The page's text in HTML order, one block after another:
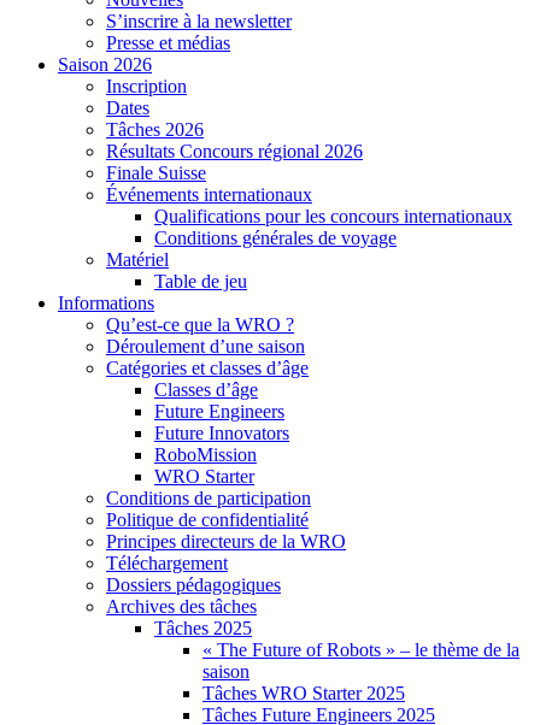
S’inscrire à la newsletter
Presse et médias
Saison 2026
Inscription
Dates
Tâches 2026
Résultats Concours régional 2026
Finale Suisse
Événements internationaux
Qualifications pour les concours internationaux
Conditions générales de voyage
Matériel
Table de jeu
Informations
Qu’est-ce que la WRO ?
Déroulement d’une saison
Catégories et classes d’âge
Classes d’âge
Future Engineers
Future Innovators
RoboMission
WRO Starter
Conditions de participation
Politique de confidentialité
Principes directeurs de la WRO
Téléchargement
Dossiers pédagogiques
Archives des tâches
Tâches 2025
« The Future of Robots » – le thème de la
saison
Tâches WRO Starter 2025
Tâches Future Engineers 2025